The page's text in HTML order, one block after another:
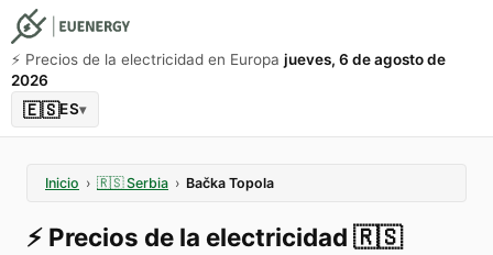
⚡️ Precios de la electricidad en Europa jueves, 6 de agosto de
2026
🇪🇸ES▾
Inicio › 🇷🇸 Serbia › Bačka Topola
⚡️ Precios de la electricidad 🇷🇸